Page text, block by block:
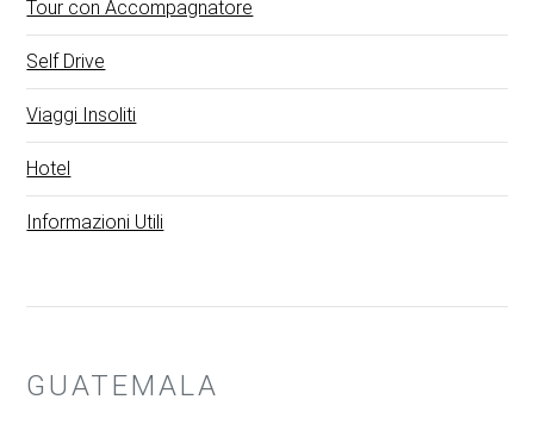
Tour con Accompagnatore
Self Drive
Viaggi Insoliti
Hotel
Informazioni Utili
GUATEMALA